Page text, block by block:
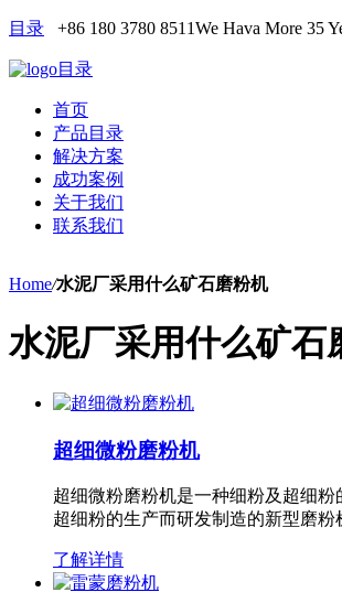
目录 +86 180 3780 8511We Hava More 35
目录
首页
产品目录
解决方案
成功案例
关于我们
联系我们
Home/水泥厂采用什么矿石磨粉机
水泥厂采用什么矿石
超细微粉磨粉机
超细微粉磨粉机是一种细粉及超细
超细粉的生产而研发制造的新型磨
了解详情